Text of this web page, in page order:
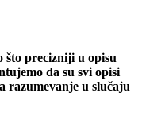
što precizniji u opisu
da su svi opisi
razumevanje u slučaju